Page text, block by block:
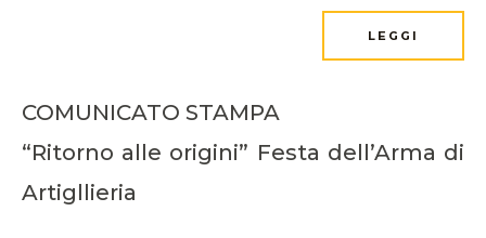
LEGGI
COMUNICATO STAMPA
“Ritorno alle origini” Festa dell’Arma di
Artigllieria